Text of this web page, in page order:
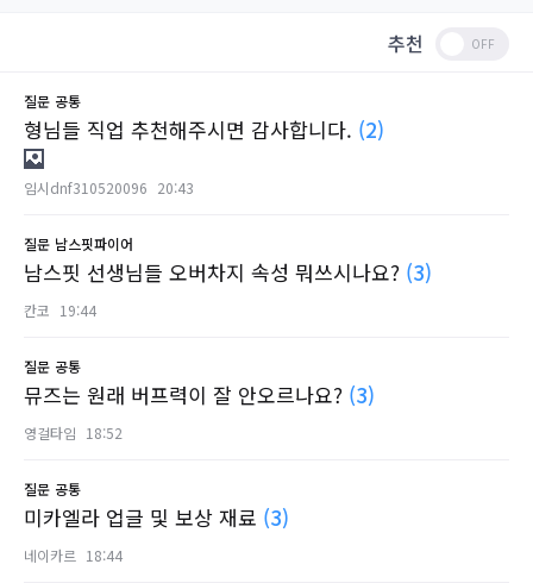
추천
질문 공통
형님들 직업 추천해주시면 감사합니다. (2)
임시dnf310520096 20:43
질문 남스핏파이어
남스핏 선생님들 오버차지 속성 뭐쓰시나요? (3)
칸코 19:44
질문 공통
뮤즈는 원래 버프력이 잘 안오르나요? (3)
영걸타임 18:52
질문 공통
미카엘라 업글 및 보상 재료 (3)
네이카르 18:44